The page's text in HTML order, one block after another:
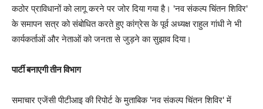
कठोर प्राविधानों को लागू करने पर जोर दिया गया है। 'नव संकल्प चिंतन शिविर'
के समापन सत्र को संबोधित करते हुए कांग्रेस के पूर्व अध्‍यक्ष राहुल गांधी ने भी
कार्यकर्ताओं और नेताओं को जनता से जुड़ने का सुझाव दिया।
पार्टी बनाएगी तीन विभाग
समाचार एजेंसी पीटीआइ की रिपोर्ट के मुताबिक 'नव संकल्प चिंतन शिविर' में